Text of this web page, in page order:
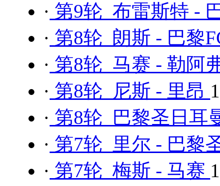
· 第9轮 布雷斯特 -
· 第8轮 朗斯 - 巴黎
· 第8轮 马赛 - 勒阿
· 第8轮 尼斯 - 里昂
· 第8轮 巴黎圣日耳
· 第7轮 里尔 - 巴黎
· 第7轮 梅斯 - 马赛